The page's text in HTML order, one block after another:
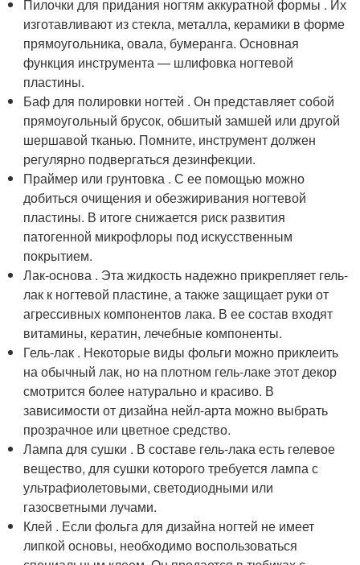
Пилочки для придания ногтям аккуратной формы . Их
изготавливают из стекла, металла, керамики в форме
прямоугольника, овала, бумеранга. Основная
функция инструмента — шлифовка ногтевой
пластины.
Баф для полировки ногтей . Он представляет собой
прямоугольный брусок, обшитый замшей или другой
шершавой тканью. Помните, инструмент должен
регулярно подвергаться дезинфекции.
Праймер или грунтовка . С ее помощью можно
добиться очищения и обезжиривания ногтевой
пластины. В итоге снижается риск развития
патогенной микрофлоры под искусственным
покрытием.
Лак-основа . Эта жидкость надежно прикрепляет гель-
лак к ногтевой пластине, а также защищает руки от
агрессивных компонентов лака. В ее состав входят
витамины, кератин, лечебные компоненты.
Гель-лак . Некоторые виды фольги можно приклеить
на обычный лак, но на плотном гель-лаке этот декор
смотрится более натурально и красиво. В
зависимости от дизайна нейл-арта можно выбрать
прозрачное или цветное средство.
Лампа для сушки . В составе гель-лака есть гелевое
вещество, для сушки которого требуется лампа с
ультрафиолетовыми, светодиодными или
газосветными лучами.
Клей . Если фольга для дизайна ногтей не имеет
липкой основы, необходимо воспользоваться